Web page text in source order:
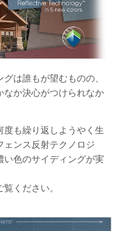
は誰もが望むものの、
なか決心がつけられなか
も繰り返しようやく生
ェンス反射テクノロジ
色のサイディングが実
ください。